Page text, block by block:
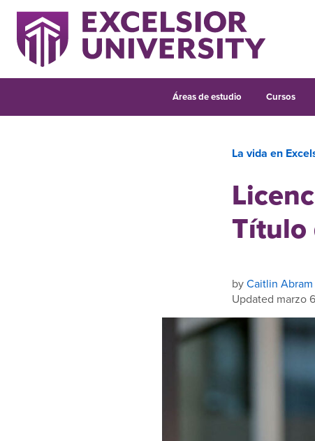
Áreas de estudio Cursos
La vida en
Título
byCaitlin Abram
Updated marzo